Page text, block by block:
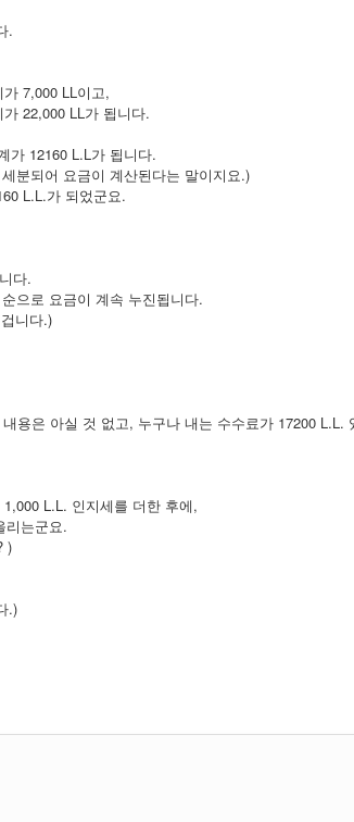
.
7,000 LL이고,
22,000 LL가 됩니다.
가 12160 L.L가 됩니다.
분되어 요금이 계산된다는 말이지요.)
L.L.가 되었군요.
다.
으로 요금이 계속 누진됩니다.
니다.)
용은 아실 것 없고, 누구나 내는 수수료가 17200 L.L.
L.L. 인지세를 더한 후에,
리는군요.
)
.)